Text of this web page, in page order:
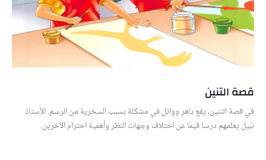
قصة التنين
في قصة التنين، يقع باهر ووائل في مشكلة بسبب السخرية من الرسم. الأستاذ
نبيل يعلمهم درسا قيما عن اختلاف وجهات النظر وأهمية احترام الآخرين.